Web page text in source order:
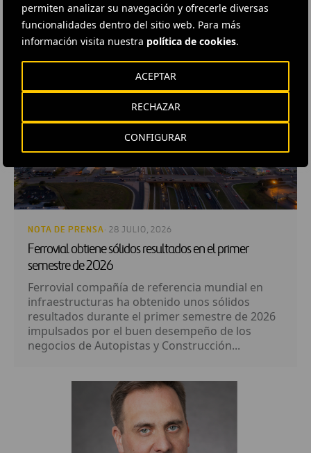
permiten analizar su navegación y ofrecerle diversas
funcionalidades dentro del sitio web. Para más
información visita nuestra política de cookies.
CONFIGURAR
RECHAZAR
ACEPTAR
RELACIONADOS
NOTA DE PRENSA· 28 JULIO, 2026
Ferrovial obtiene sólidos resultados en el primer
semestre de 2026
Ferrovial compañía de referencia mundial en
infraestructuras ha obtenido unos sólidos
resultados durante el primer semestre de 2026
impulsados por el buen desempeño de los
negocios de Autopistas y Construcción...